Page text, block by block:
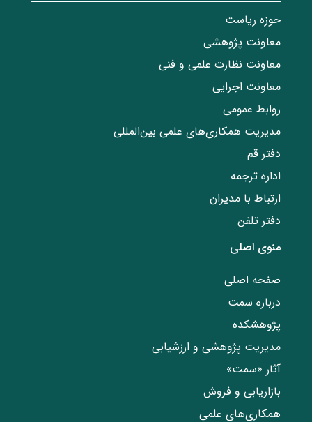
حوزه ریاست
معاونت پژوهشی
معاونت نظارت علمی و فنی
معاونت اجرایی
روابط عمومی
مدیریت همکاری‌های علمی بین‌المللی
دفتر قم
اداره ترجمه
ارتباط با مدیران
دفتر تلفن
منوی اصلی
صفحه اصلی
درباره سمت
پژوهشکده
مدیریت پژوهشی و ارزشیابی
آثار «سمت»
بازاریابی و فروش
همکاری‌های علمی